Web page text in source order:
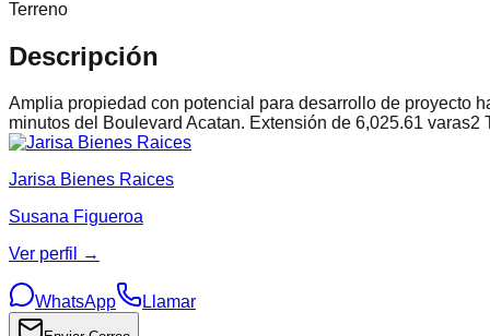
Terreno
Descripción
Amplia propiedad con potencial para desarrollo de proyecto
minutos del Boulevard Acatan. Extensión de 6,025.61
Jarisa Bienes Raices
Susana Figueroa
Ver perfil →
WhatsApp Llamar